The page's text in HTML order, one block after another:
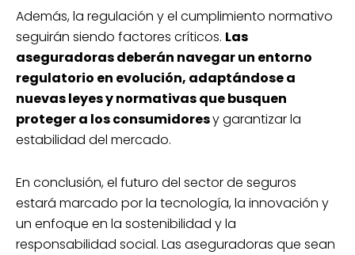
Además, la regulación y el cumplimiento normativo
seguirán siendo factores críticos. Las
aseguradoras deberán navegar un entorno
regulatorio en evolución, adaptándose a
nuevas leyes y normativas que busquen
proteger a los consumidoresy garantizar la
estabilidad del mercado.
En conclusión, el futuro del sector de seguros
estará marcado por la tecnología, la innovación y
un enfoque en la sostenibilidad y la
responsabilidad social. Las aseguradoras que sean